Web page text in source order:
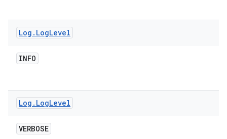
Log . LogLevel
INFO
Log . LogLevel
VERBOSE